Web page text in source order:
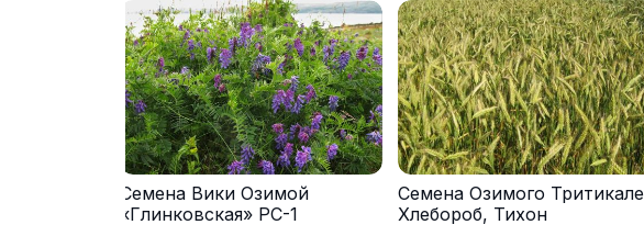
Семена Вики Озимой
«Глинковская» РС-1
Семена Озимого Тритикале
Хлебороб, Тихон